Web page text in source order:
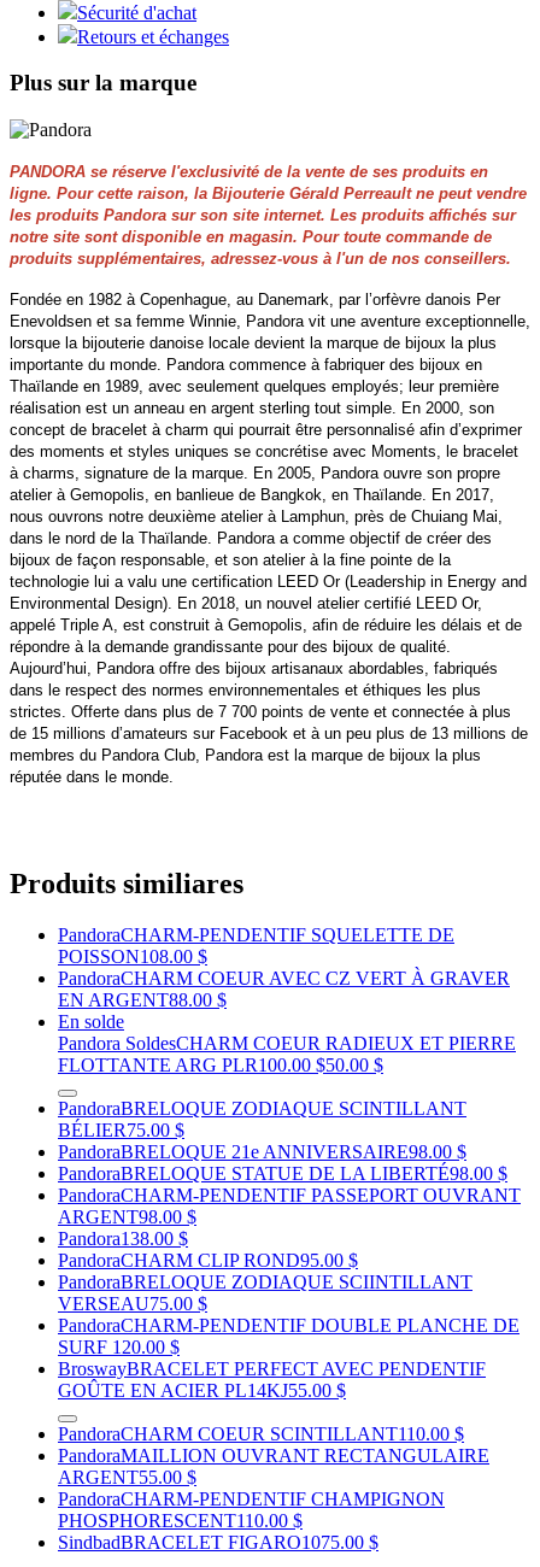
Sécurité d'achat
Retours et échanges
Plus sur la marque
PANDORA se réserve l'exclusivité de la vente de ses produits en
ligne. Pour cette raison, la Bijouterie Gérald Perreault ne peut vendre
les produits Pandora sur son site internet. Les produits affichés sur
notre site sont disponible en magasin. Pour toute commande de
produits supplémentaires, adressez-vous à l'un de nos conseillers.
Fondée en 1982 à Copenhague, au Danemark, par l’orfèvre danois Per
Enevoldsen et sa femme Winnie, Pandora vit une aventure exceptionnelle,
lorsque la bijouterie danoise locale devient la marque de bijoux la plus
importante du monde. Pandora commence à fabriquer des bijoux en
Thaïlande en 1989, avec seulement quelques employés; leur première
réalisation est un anneau en argent sterling tout simple. En 2000, son
concept de bracelet à charm qui pourrait être personnalisé afin d’exprimer
des moments et styles uniques se concrétise avec Moments, le bracelet
à charms, signature de la marque. En 2005, Pandora ouvre son propre
atelier à Gemopolis, en banlieue de Bangkok, en Thaïlande. En 2017,
nous ouvrons notre deuxième atelier à Lamphun, près de Chuiang Mai,
dans le nord de la Thaïlande. Pandora a comme objectif de créer des
bijoux de façon responsable, et son atelier à la fine pointe de la
technologie lui a valu une certification LEED Or (Leadership in Energy and
Environmental Design). En 2018, un nouvel atelier certifié LEED Or,
appelé Triple A, est construit à Gemopolis, afin de réduire les délais et de
répondre à la demande grandissante pour des bijoux de qualité.
Aujourd’hui, Pandora offre des bijoux artisanaux abordables, fabriqués
dans le respect des normes environnementales et éthiques les plus
strictes. Offerte dans plus de 7 700 points de vente et connectée à plus
de 15 millions d’amateurs sur Facebook et à un peu plus de 13 millions de
membres du Pandora Club, Pandora est la marque de bijoux la plus
réputée dans le monde.
Produits similiares
PandoraCHARM-PENDENTIF SQUELETTE DE
POISSON108.00 $
PandoraCHARM COEUR AVEC CZ VERT À GRAVER
EN ARGENT88.00 $
En solde
Pandora SoldesCHARM COEUR RADIEUX ET PIERRE
FLOTTANTE ARG PLR100.00 $50.00 $
PandoraBRELOQUE ZODIAQUE SCINTILLANT
BÉLIER75.00 $
PandoraBRELOQUE 21e ANNIVERSAIRE98.00 $
PandoraBRELOQUE STATUE DE LA LIBERTÉ98.00 $
PandoraCHARM-PENDENTIF PASSEPORT OUVRANT
ARGENT98.00 $
Pandora138.00 $
PandoraCHARM CLIP ROND95.00 $
PandoraBRELOQUE ZODIAQUE SCIINTILLANT
VERSEAU75.00 $
PandoraCHARM-PENDENTIF DOUBLE PLANCHE DE
SURF 120.00 $
BroswayBRACELET PERFECT AVEC PENDENTIF
GOÛTE EN ACIER PL14KJ55.00 $
PandoraCHARM COEUR SCINTILLANT110.00 $
PandoraMAILLION OUVRANT RECTANGULAIRE
ARGENT55.00 $
PandoraCHARM-PENDENTIF CHAMPIGNON
PHOSPHORESCENT110.00 $
SindbadBRACELET FIGARO1075.00 $